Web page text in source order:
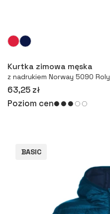
Kurtka zimowa męska
z nadrukiem Norway 5090 Roly
63,25 zł
Poziom cen
BASIC